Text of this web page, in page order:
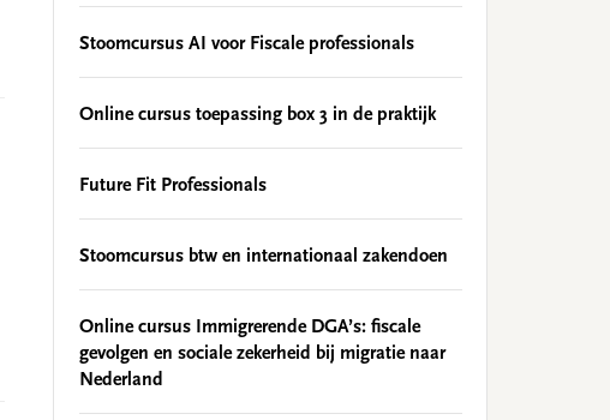
Stoomcursus AI voor Fiscale professionals
Online cursus toepassing box 3 in de praktijk
Future Fit Professionals
Stoomcursus btw en internationaal zakendoen
Online cursus Immigrerende DGA’s: fiscale
gevolgen en sociale zekerheid bij migratie naar
Nederland